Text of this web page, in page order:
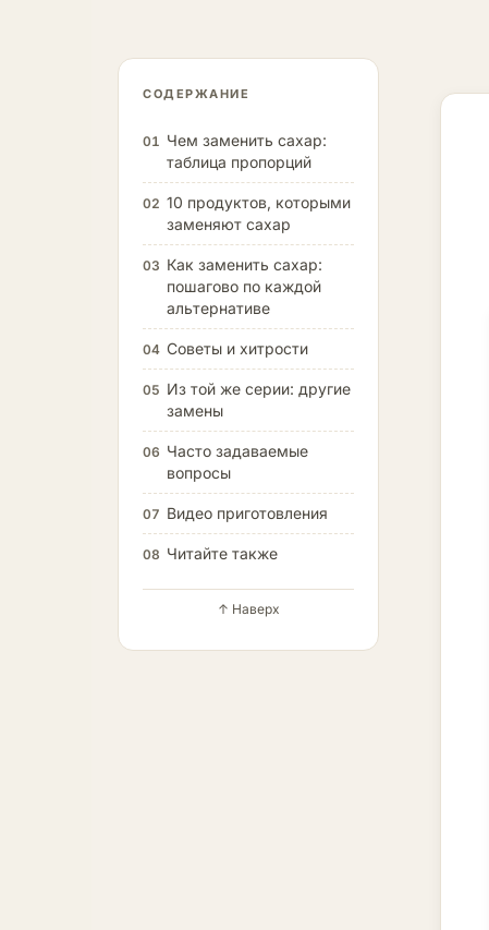
СОДЕРЖАНИЕ
01 Чем заменить сахар:
таблица пропорций
02 10 продуктов, которыми
заменяют сахар
03 Как заменить сахар:
пошагово по каждой
альтернативе
04 Советы и хитрости
05 Из той же серии: другие
замены
06 Часто задаваемые
вопросы
07 Видео приготовления
08 Читайте также
↑ Наверх